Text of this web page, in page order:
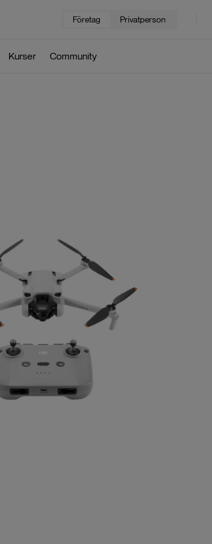
Företag Privatperson
Kurser Community